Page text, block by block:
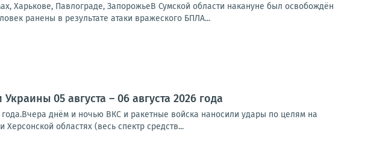
Харькове, Павлограде, ЗапорожьеВ Сумской области накануне был освобождён
ранены в результате атаки вражеского БПЛА...
05 августа – 06 августа 2026 года
года.Вчера днём и ночью ВКС и ракетные войска наносили удары по целям на
областях (весь спектр средств...